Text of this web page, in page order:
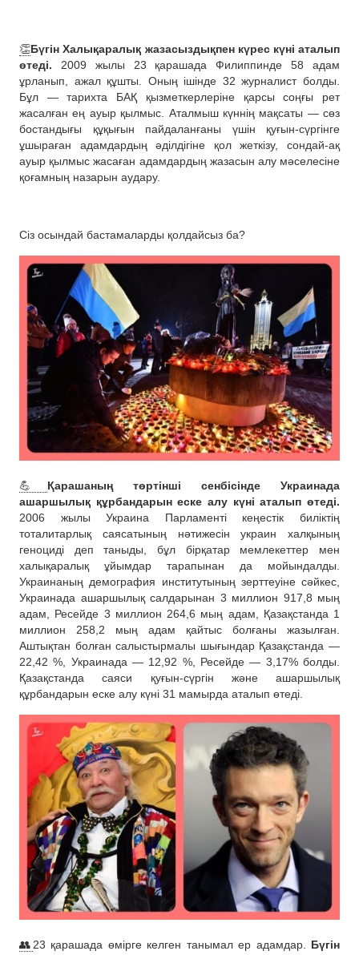
👏Бүгін Халықаралық жазасыздықпен күрес күні аталып
өтеді. 2009 жылы 23 қарашада Филиппинде 58 адам
ұрланып, ажал құшты. Оның ішінде 32 журналист болды.
Бұл — тарихта БАҚ қызметкерлеріне қарсы соңғы рет
жасалған ең ауыр қылмыс. Аталмыш күннің мақсаты — сөз
бостандығы құқығын пайдаланғаны үшін қуғын-сүргінге
ұшыраған адамдардың әділдігіне қол жеткізу, сондай-ақ
ауыр қылмыс жасаған адамдардың жазасын алу мәселесіне
қоғамның назарын аудару.
Сіз осындай бастамаларды қолдайсыз ба?
💪 Қарашаның төртінші сенбісінде Украинада
ашаршылық құрбандарын еске алу күні аталып өтеді.
2006 жылы Украина Парламенті кеңестік биліктің
тоталитарлық саясатының нәтижесін украин халқының
геноциді деп таныды, бұл бірқатар мемлекеттер мен
халықаралық ұйымдар тарапынан да мойындалды.
Украинаның демография институтының зерттеуіне сәйкес,
Украинада ашаршылық салдарынан 3 миллион 917,8 мың
адам, Ресейде 3 миллион 264,6 мың адам, Қазақстанда 1
миллион 258,2 мың адам қайтыс болғаны жазылған.
Аштықтан болған салыстырмалы шығындар Қазақстанда —
22,42 %, Украинада — 12,92 %, Ресейде — 3,17% болды.
Қазақстанда саяси қуғын-сүргін және ашаршылық
құрбандарын еске алу күні 31 мамырда аталып өтеді.
👥 23 қарашада өмірге келген танымал ер адамдар. Бүгін